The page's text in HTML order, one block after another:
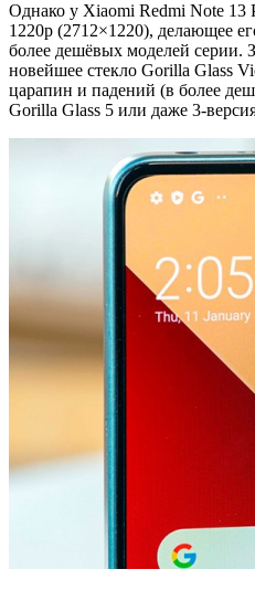
Однако у Xiaomi Redmi Note 13
1220p (2712×1220), делающее
более дешёвых моделей серии.
новейшее стекло Gorilla Glass
царапин и падений (в более
Gorilla Glass 5 или даже 3-